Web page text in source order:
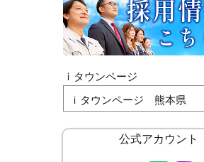
ｉタウンページ
ｉタウンページ 熊本県
公式アカウント